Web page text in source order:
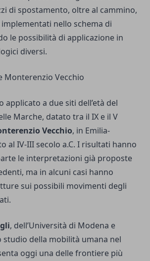
di spostamento, oltre al cammino,
nello schema di
le possibilità di applicazione in
diversi.
Monterenzio Vecchio
applicato a due siti dell’età del
Marche, datato tra il IX e il V
Vecchio, in Emilia-
al IV-III secolo a.C. I risultati hanno
le interpretazioni già proposte
ma in alcuni casi hanno
sui possibili movimenti degli
, dell’Università di Modena e
studio della mobilità umana nel
oggi una delle frontiere più